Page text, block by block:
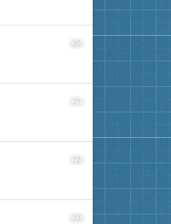
20
21
22
23